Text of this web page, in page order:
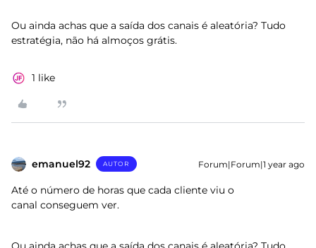
Ou ainda achas que a saída dos canais é aleatória? Tudo
estratégia, não há almoços grátis.
1 like
emanuel92 AUTOR Forum|Forum|1 year ago
Até o número de horas que cada cliente viu o
canal conseguem ver.